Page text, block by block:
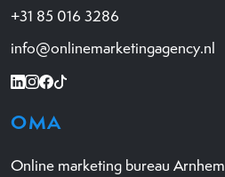
+31 85 016 3286
info@onlinemarketingagency.nl
OMA
Online marketing bureau Arnhem